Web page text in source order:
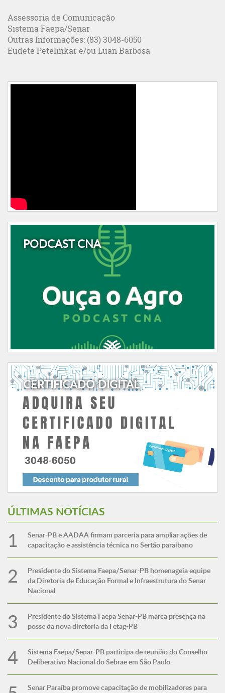
Assessoria de Comunicação
Sistema Faepa/Senar
Outras Informações: (83) 3048-6050
Eudete Petelinkar e/ou Luan Barbosa
PODCAST CNA
CERTIFICADO DIGITAL
ÚLTIMAS NOTÍCIAS
Senar-PB e AADAA firmam parceria para ampliar ações de
capacitação e assistência técnica no Sertão paraibano
Presidente do Sistema Faepa/Senar-PB homenageia equipe
da Diretoria de Educação Formal e Infraestrutura do Senar
Nacional
Presidente do Sistema Faepa Senar-PB marca presença na
posse da nova diretoria da Fetag-PB
Sistema Faepa/Senar-PB participa de reunião do Conselho
Deliberativo Nacional do Sebrae em São Paulo
Senar Paraíba promove capacitação de mobilizadores para